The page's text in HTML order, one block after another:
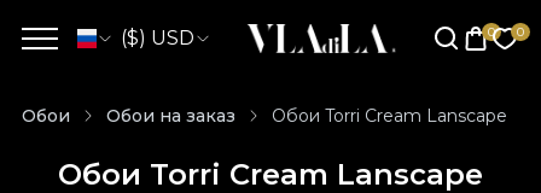
($) USD
Обои Обои на заказ Обои Torri Cream Lanscape
Обои Torri Cream Lanscape